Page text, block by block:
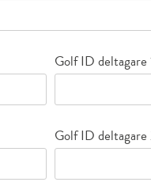
Golf ID deltagare
Golf ID deltagare